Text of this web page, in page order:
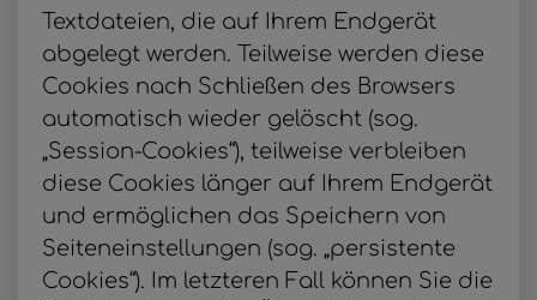
Textdateien, die auf Ihrem Endgerät
abgelegt werden. Teilweise werden diese
Cookies nach Schließen des Browsers
automatisch wieder gelöscht (sog.
„Session-Cookies“), teilweise verbleiben
diese Cookies länger auf Ihrem Endgerät
und ermöglichen das Speichern von
Seiteneinstellungen (sog. „persistente
Cookies“). Im letzteren Fall können Sie die